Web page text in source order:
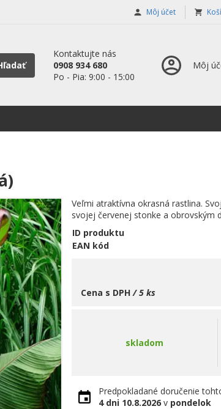
Môj účet
Kontaktujte nás
0908 934 680
Po - Pia: 9:00 - 15:00
Môj
Veľmi atraktívna okrasná rastlina.
svojej červenej stonke a obrovským
ID produktu
EAN kód
Cena s DPH/ 5 ks
skladom
Predpokladané doručenie
4 dni 10.8.2026 v pondelok